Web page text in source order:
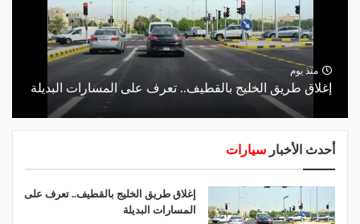
منذ يوم
إغلاق طريق الخليج بالقطيف.. تعرف على المسارات البديلة
أحدث الأخبار سيارات
إغلاق طريق الخليج بالقطيف.. تعرف على
المسارات البديلة